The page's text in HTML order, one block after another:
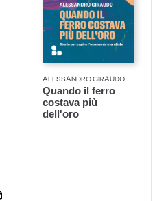
ALESSANDRO GIRAUDO
Quando il ferro
costava più
dell'oro